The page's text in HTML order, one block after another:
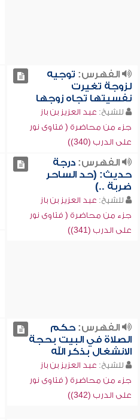
الفهرس: توجيه
لزوجة تغيرت
نفسيتها تجاه زوجها
للشيخ: عبد العزيز بن باز
جزء من محاضرة ( فتاوى نور
على الدرب (340))
الفهرس:درجة
حديث: (حد الساحر
ضربة ..)
للشيخ: عبد العزيز بن باز
جزء من محاضرة ( فتاوى نور
على الدرب (341))
الفهرس:حكم
الصلاة في البيت بحجة
الانشغال بذكر الله
للشيخ: عبد العزيز بن باز
جزء من محاضرة ( فتاوى نور
على الدرب (342))